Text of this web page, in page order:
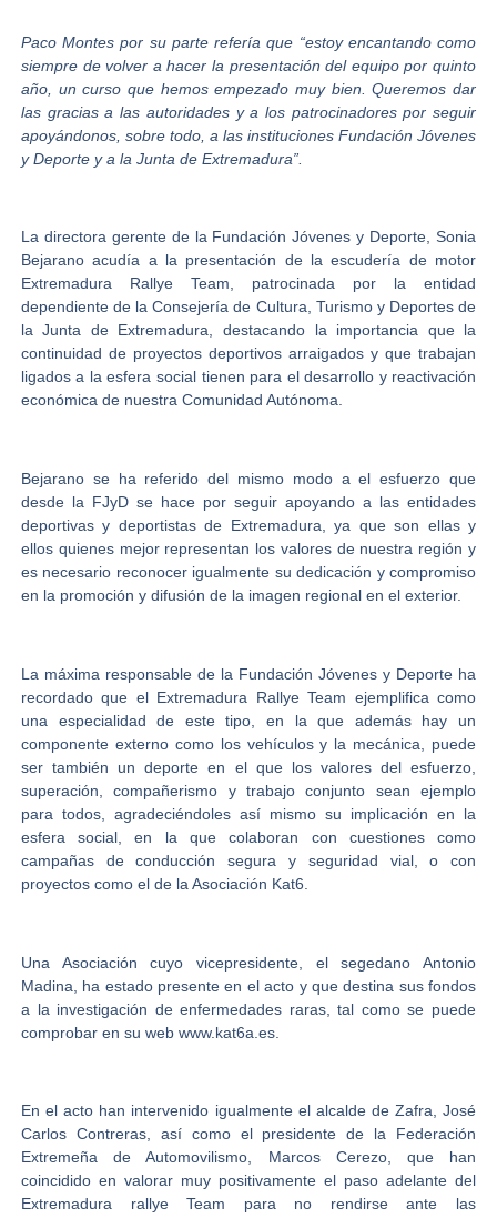
Paco Montes por su parte refería que “estoy encantando como
siempre de volver a hacer la presentación del equipo por quinto
año, un curso que hemos empezado muy bien. Queremos dar
las gracias a las autoridades y a los patrocinadores por seguir
apoyándonos, sobre todo, a las instituciones Fundación Jóvenes
y Deporte y a la Junta de Extremadura”.
La directora gerente de la Fundación Jóvenes y Deporte, Sonia
Bejarano acudía a la presentación de la escudería de motor
Extremadura Rallye Team, patrocinada por la entidad
dependiente de la Consejería de Cultura, Turismo y Deportes de
la Junta de Extremadura, destacando la importancia que la
continuidad de proyectos deportivos arraigados y que trabajan
ligados a la esfera social tienen para el desarrollo y reactivación
económica de nuestra Comunidad Autónoma.
Bejarano se ha referido del mismo modo a el esfuerzo que
desde la FJyD se hace por seguir apoyando a las entidades
deportivas y deportistas de Extremadura, ya que son ellas y
ellos quienes mejor representan los valores de nuestra región y
es necesario reconocer igualmente su dedicación y compromiso
en la promoción y difusión de la imagen regional en el exterior.
La máxima responsable de la Fundación Jóvenes y Deporte ha
recordado que el Extremadura Rallye Team ejemplifica como
una especialidad de este tipo, en la que además hay un
componente externo como los vehículos y la mecánica, puede
ser también un deporte en el que los valores del esfuerzo,
superación, compañerismo y trabajo conjunto sean ejemplo
para todos, agradeciéndoles así mismo su implicación en la
esfera social, en la que colaboran con cuestiones como
campañas de conducción segura y seguridad vial, o con
proyectos como el de la Asociación Kat6.
Una Asociación cuyo vicepresidente, el segedano Antonio
Madina, ha estado presente en el acto y que destina sus fondos
a la investigación de enfermedades raras, tal como se puede
comprobar en su web www.kat6a.es.
En el acto han intervenido igualmente el alcalde de Zafra, José
Carlos Contreras, así como el presidente de la Federación
Extremeña de Automovilismo, Marcos Cerezo, que han
coincidido en valorar muy positivamente el paso adelante del
Extremadura rallye Team para no rendirse ante las